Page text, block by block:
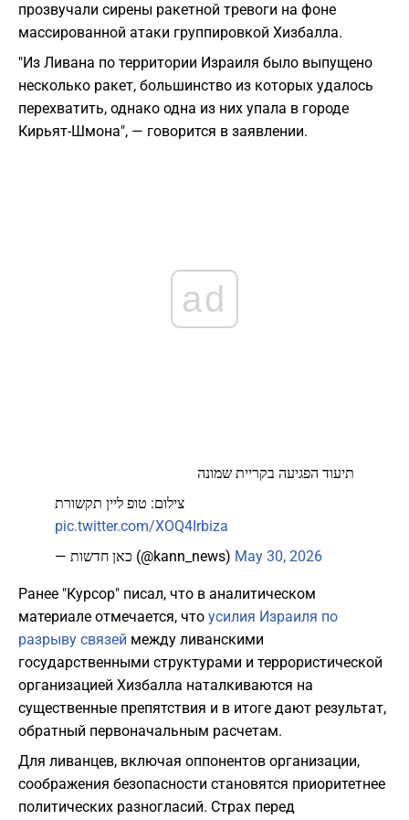
прозвучали сирены ракетной тревоги на фоне
массированной атаки группировкой Хизбалла.
"Из Ливана по территории Израиля было выпущено
несколько ракет, большинство из которых удалось
перехватить, однако одна из них упала в городе
Кирьят-Шмона", — говорится в заявлении.
ad
תיעוד הפגיעה בקריית שמונה
צילום: טופ ליין תקשורת
pic.twitter.com/XOQ4Irbiza
— כאן חדשות (@kann_news) May 30, 2026
Ранее "Курсор" писал, что в аналитическом
материале отмечается, что усилия Израиля по
разрыву связей между ливанскими
государственными структурами и террористической
организацией Хизбалла наталкиваются на
существенные препятствия и в итоге дают результат,
обратный первоначальным расчетам.
Для ливанцев, включая оппонентов организации,
соображения безопасности становятся приоритетнее
политических разногласий. Страх перед